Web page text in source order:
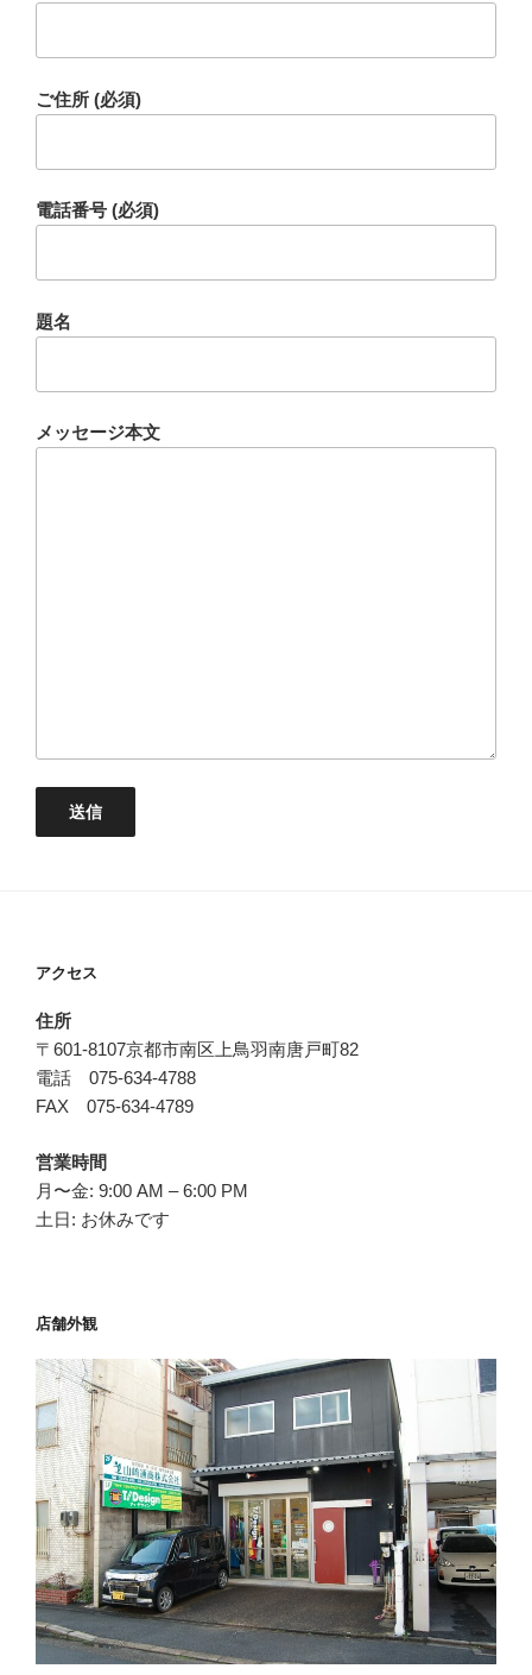
ご住所 (必須)
電話番号 (必須)
題名
メッセージ本文
アクセス
住所
〒601-8107京都市南区上鳥羽南唐戸町82
電話 075-634-4788
FAX 075-634-4789
営業時間
月〜金: 9:00 AM – 6:00 PM
土日: お休みです
店舗外観